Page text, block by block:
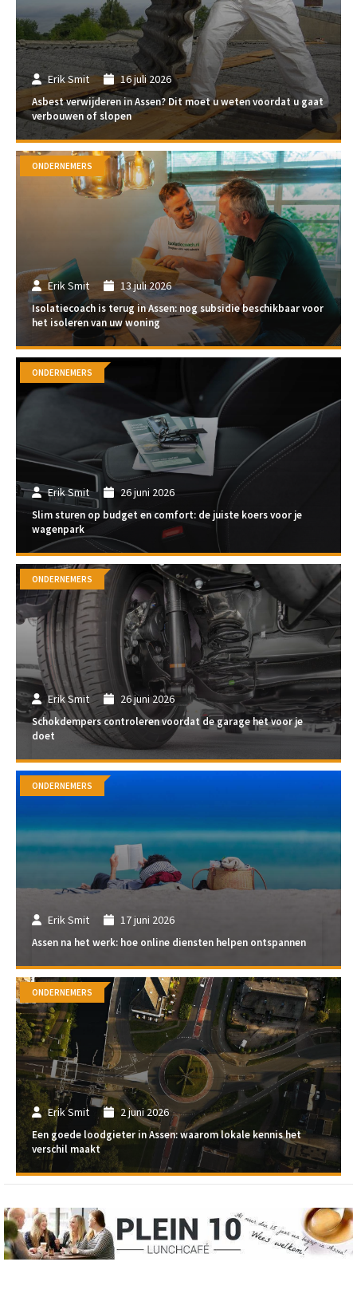
Erik Smit 16 juli 2026
Asbest verwijderen in Assen? Dit moet u weten voordat u gaat
verbouwen of slopen
Erik Smit 13 juli 2026
Isolatiecoach is terug in Assen: nog subsidie beschikbaar voor
het isoleren van uw woning
ONDERNEMERS
Erik Smit 26 juni 2026
Slim sturen op budget en comfort: de juiste koers voor je
wagenpark
ONDERNEMERS
Erik Smit 26 juni 2026
Schokdempers controleren voordat de garage het voor je
doet
ONDERNEMERS
Erik Smit 17 juni 2026
Assen na het werk: hoe online diensten helpen ontspannen
ONDERNEMERS
Erik Smit 2 juni 2026
Een goede loodgieter in Assen: waarom lokale kennis het
verschil maakt
ONDERNEMERS